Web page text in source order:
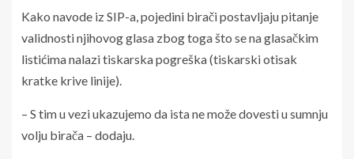
Kako navode iz SIP-a, pojedini birači postavljaju pitanje
validnosti njihovog glasa zbog toga što se na glasačkim
listićima nalazi tiskarska pogreška (tiskarski otisak
kratke krive linije).
– S tim u vezi ukazujemo da ista ne može dovesti u sumnju
volju birača – dodaju.